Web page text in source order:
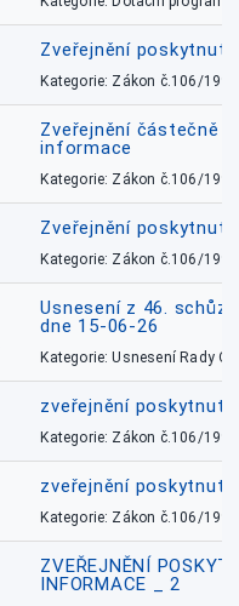
Zveřejnění
Kategorie: Zákon č.106/1999
Zveřejnění částečně
informace
Kategorie: Zákon č.106/1999
Zveřejnění
Kategorie: Zákon č.106/1999
Usnesení z 46.
dne 15-06-26
Kategorie: Usnesení Rady
zveřejnění
Kategorie: Zákon č.106/1999
zveřejnění
Kategorie: Zákon č.106/1999
ZVEŘEJNĚNÍ
INFORMACE _ 2